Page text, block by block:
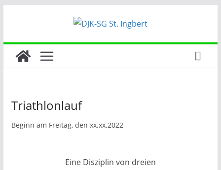
Triathlonlauf
Beginn am Freitag, den xx.xx.2022
Eine Disziplin von dreien